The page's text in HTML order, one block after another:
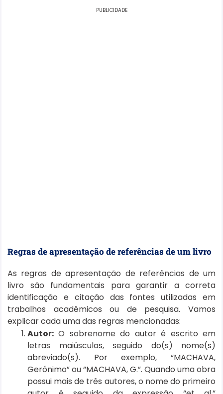
PUBLICIDADE
Regras de apresentação de referências de um livro
As regras de apresentação de referências de um
livro são fundamentais para garantir a correta
identificação e citação das fontes utilizadas em
trabalhos acadêmicos ou de pesquisa. Vamos
explicar cada uma das regras mencionadas:
Autor: O sobrenome do autor é escrito em
letras maiúsculas, seguido do(s) nome(s)
abreviado(s). Por exemplo, “MACHAVA,
Gerónimo” ou “MACHAVA, G.”. Quando uma obra
possui mais de três autores, o nome do primeiro